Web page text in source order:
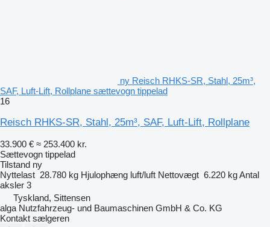
ny Reisch RHKS-SR, Stahl, 25m³,
SAF, Luft-Lift, Rollplane sættevogn tippelad
16
Reisch RHKS-SR, Stahl, 25m³, SAF, Luft-Lift, Rollplane
33.900 € ≈ 253.400 kr.
Sættevogn tippelad
Tilstand ny
Nyttelast 28.780 kg Hjulophæng luft/luft Nettovægt 6.220 kgAntal
aksler 3
Tyskland, Sittensen
alga Nutzfahrzeug- und Baumaschinen GmbH & Co. KG
Kontakt sælgeren